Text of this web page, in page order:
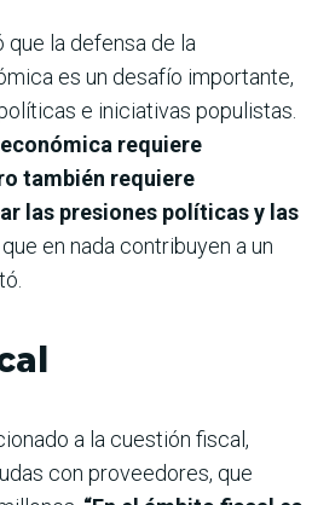
la defensa de la
es un desafío importante,
e iniciativas populistas.
requiere
también requiere
las presiones políticas y las
que en nada contribuyen a un
a la cuestión fiscal,
con proveedores, que